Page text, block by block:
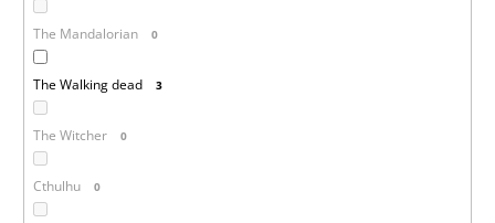
The Mandalorian 0
The Walking dead 3
The Witcher 0
Cthulhu 0